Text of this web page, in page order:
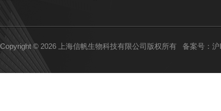
Copyright © 2026 上海信帆生物科技有限公司版权所有 备案号：